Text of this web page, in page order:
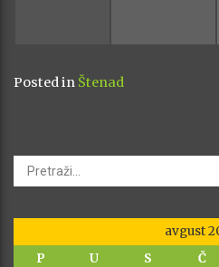
Posted in Štenad
avgust
P
U S Č